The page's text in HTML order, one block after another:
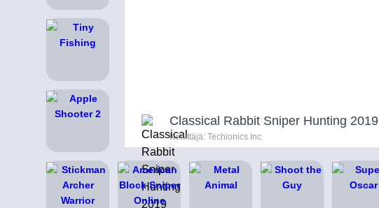
Classical Rabbit Sniper Hunting 2019
Kehittäjä: Techionics Inc